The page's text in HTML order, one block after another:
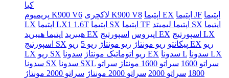
کیا
پریمیوم K900 V6
لاکچری K900 V8 اپتیما EX اپتیما JF اپتیما
LX
اپتیما LX1 1.6T اپتیما SX اپتیما TF اپتیما لیمیتد SX اپتیما
هیبرید اپتیما هیبرید EX اپیروس اسپورتیج EX
اسپورتیج LX
اسپورتیج SX
پیکانتو ریو مونتاژ ریو مونتاژ ریو 5 ریو EX ریو
LX
ریو SX ریو اتوماتیک مونتاژ سدونا EX سدونا L
سدونا LX
سدونا SX
سدونا SXL سراتو 1600 سراتو 1600 مونتاژ
سراتو
1800 سراتو 2000 سراتو 2000 مونتاژ
سراتو 2000 مونتاژ